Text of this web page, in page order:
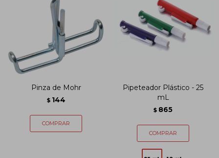
Pinza de Mohr
$ 144
Pipeteador Plástico - 25
mL
$ 865